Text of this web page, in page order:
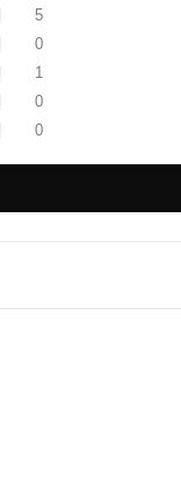
5
0
1
0
0